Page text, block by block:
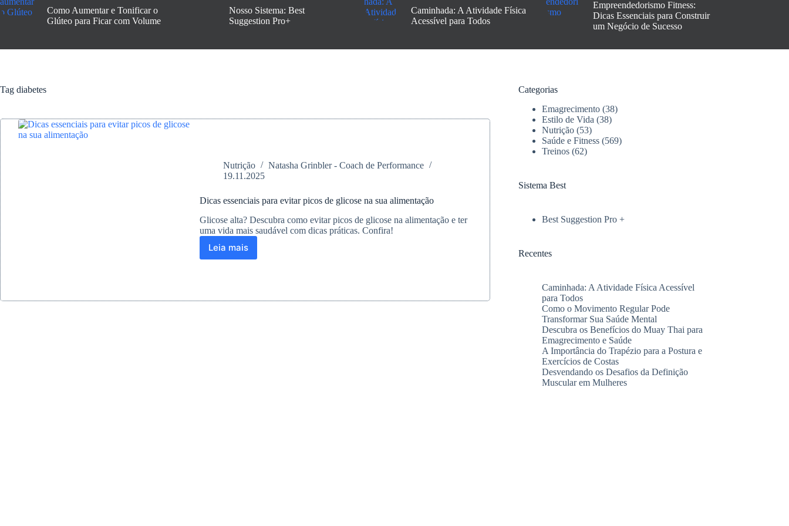
Como Aumentar e Tonificar o
Glúteo para Ficar com Volume
Nosso Sistema: Best
Suggestion Pro+
Caminhada: A Atividade Física
Acessível para Todos
Empreendedorismo Fitness:
Dicas Essenciais para Construir
um Negócio de Sucesso
Tag diabetes
Nutrição
Natasha Grinbler - Coach de Performance
19.11.2025
Dicas essenciais para evitar picos de glicose na sua alimentação
Glicose alta? Descubra como evitar picos de glicose na alimentação e ter
uma vida mais saudável com dicas práticas. Confira!
Leia mais
Dicas
Categorias
Emagrecimento (38)
Estilo de Vida (38)
Nutrição (53)
Saúde e Fitness (569)
Treinos (62)
Sistema Best
Best Suggestion Pro +
Recentes
Caminhada: A Atividade Física Acessível
para Todos
Como o Movimento Regular Pode
Transformar Sua Saúde Mental
Descubra os Benefícios do Muay Thai para
Emagrecimento e Saúde
A Importância do Trapézio para a Postura e
Exercícios de Costas
Desvendando os Desafios da Definição
Muscular em Mulheres